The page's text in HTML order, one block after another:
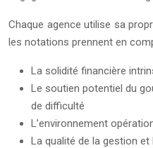
Chaque agence utilise sa
les notations prennent en
La solidité financière
Le soutien potentiel du
de difficulté
L’environnement
La qualité de la gestion et